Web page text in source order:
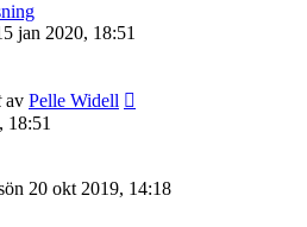
jan 2020, 18:51
av Pelle Widell
18:51
20 okt 2019, 14:18